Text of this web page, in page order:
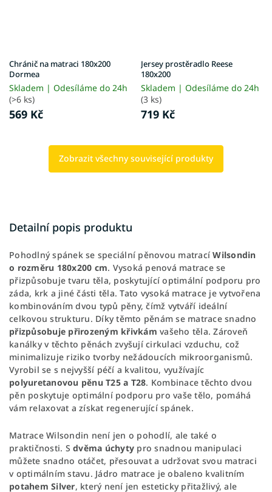
Chránič na matraci 180x200
Dormea
Skladem | Odesíláme do 24h
(>6 ks)
569 Kč
Jersey prostěradlo Reese
180x200
Skladem | Odesíláme do 24h
(3 ks)
719 Kč
Zobrazit všechny související produkty
Detailní popis produktu
Pohodlný spánek se speciální pěnovou matrací Wilsondin
o rozměru 180x200 cm. Vysoká penová matrace se
přizpůsobuje tvaru těla, poskytující optimální podporu pro
záda, krk a jiné části těla. Tato vysoká matrace je vytvořena
kombinováním dvou typů pěny, čímž vytváří ideální
celkovou strukturu. Díky těmto pěnám se matrace snadno
přizpůsobuje přirozeným křivkám vašeho těla. Zároveň
kanálky v těchto pěnách zvyšují cirkulaci vzduchu, což
minimalizuje riziko tvorby nežádoucích mikroorganismů.
Vyrobil se s nejvyšší péčí a kvalitou, využívajíc
polyuretanovou pěnu T25 a T28. Kombinace těchto dvou
pěn poskytuje optimální podporu pro vaše tělo, pomáhá
vám relaxovat a získat regenerující spánek.
Matrace Wilsondin není jen o pohodlí, ale také o
praktičnosti. S dvěma úchyty pro snadnou manipulaci
můžete snadno otáčet, přesouvat a udržovat svou matraci
v optimálním stavu. Jádro matrace je obaleno kvalitním
potahem Silver, který není jen esteticky přitažlivý, ale